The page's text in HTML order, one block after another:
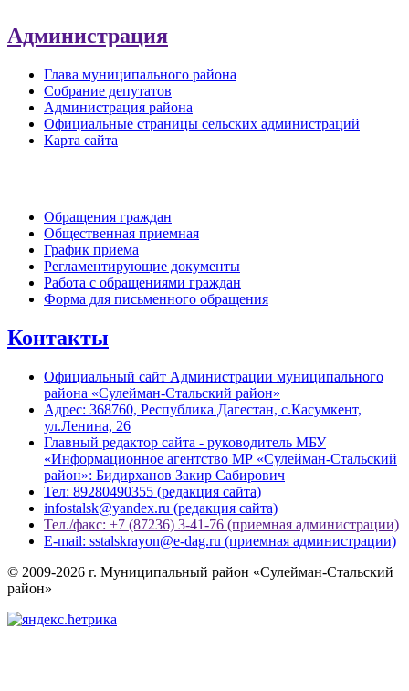
Администрация
Глава муниципального района
Собрание депутатов
Администрация района
Официальные страницы сельских администраций
Карта сайта
Обращения граждан
Общественная приемная
График приема
Регламентирующие документы
Работа с обращениями граждан
Форма для письменного обращения
Контакты
Официальный сайт Администрации муниципального
района «Сулейман-Стальский район»
Адрес: 368760, Республика Дагестан, с.Касумкент,
ул.Ленина, 26
Главный редактор сайта - руководитель МБУ
«Информационное агентство МР «Сулейман-Стальский
район»: Бидирханов Закир Сабирович
Тел: 89280490355 (редакция сайта)
infostalsk@yandex.ru (редакция сайта)
Тел./факс: +7 (87236) 3-41-76 (приемная администрации)
E-mail: sstalskrayon@e-dag.ru (приемная администрации)
© 2009-2026 г. Муниципальный район «Сулейман-Стальский
район»